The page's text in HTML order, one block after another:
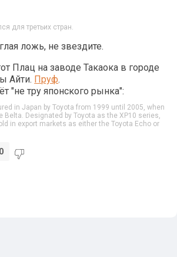
для третьих стран.
ложь, не звездите.
Плац на заводе Такаока в городе
Айти. Пруф.
"не тру японского рынка":
in Japan by Toyota from 1999 until 2005, when
Belta. Designated by Toyota as the XP10 series,
in export markets as either the Toyota Echo or
0